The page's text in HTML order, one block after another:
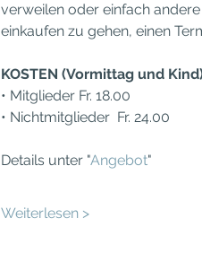
verweilen oder einfach
einkaufen zu gehen, einen
KOSTEN (Vormittag und
• Mitglieder Fr. 18.00
• Nichtmitglieder  Fr. 24.00
Details unter "Angebot"
Weiterlesen >